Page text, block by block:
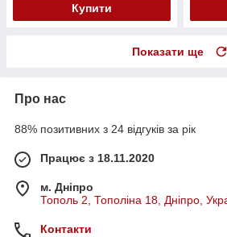
Купити
Показати ще
Про нас
88% позитивних з 24 відгуків за рік
Працює з 18.11.2020
м. Дніпро
Тополь 2, Тополіна 18, Дніпро,
Контакти